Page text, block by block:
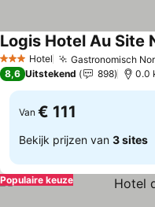
3 SterrenHotel Gastronomisch
Logis Hotel Au Site
8,6 Uitstekend 898 0.0
Van € 111
Bekijk prijzen van 3 sites
Populaire keuze